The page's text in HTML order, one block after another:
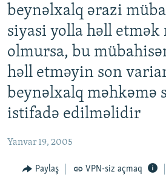
Əsas
naviqasiyaya
qayıt
Axtarışa
keç
KORRUPSIOMETR
#ƏSLINDƏ
FƏRQƏ BAX
QANUNI DOĞRU
ARAŞDIRMA
FOTOQALEREYA
OXU ZALI
HAQQIMIZDA
beynəlxalq ərazi
siyasi yolla həll
olmursa, bu
həll etməyin son
beynəlxalq məhkəmə
istifadə edilməlidir
Yanvar 19, 2005
Paylaş VPN-siz açmaq